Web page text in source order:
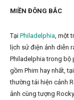
MIỀN ĐÔNG BẮC
Tại Philadelphia, một
lịch sử điện ảnh diễn
Philadelphia trong bộ
gồm Phim hay nhất,
thường tái hiện cảnh
ảnh cùng tượng